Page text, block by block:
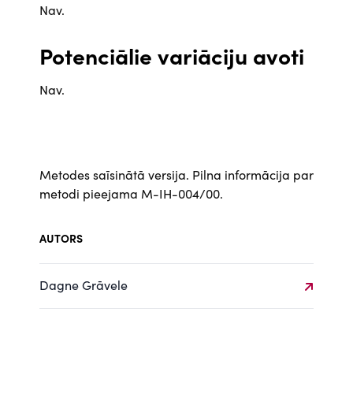
Nav.
Potenciālie variāciju avoti
Nav.
Metodes saīsinātā versija. Pilna informācija par
metodi pieejama M-IH-004/00.
AUTORS
Dagne Grāvele